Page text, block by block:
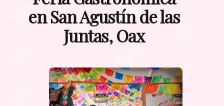
en San Agustín de las
Juntas, Oax